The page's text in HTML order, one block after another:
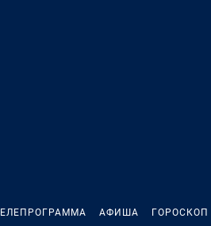
АФИША ГОРОСКОП